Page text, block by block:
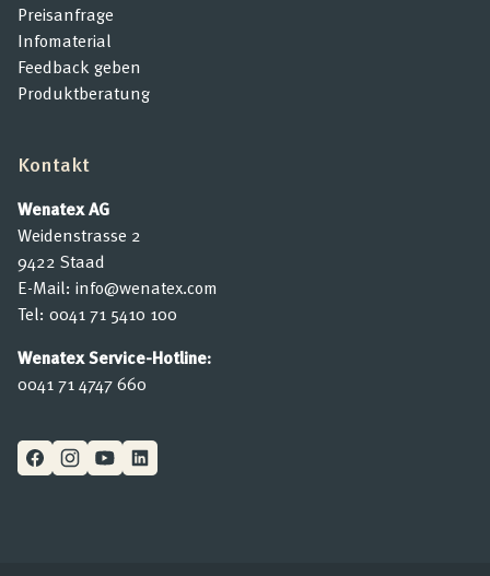
Preisanfrage
Infomaterial
Feedback geben
Produktberatung
Kontakt
Wenatex AG
Weidenstrasse 2
9422 Staad
E-Mail: info@wenatex.com
Tel: 0041 71 5410 100
Wenatex Service-Hotline:
0041 71 4747 660